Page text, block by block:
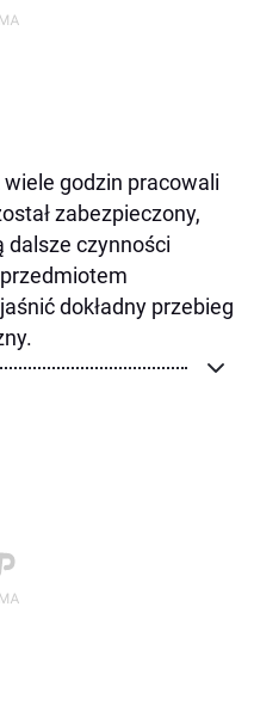
godzin pracowali
zabezpieczony,
dalsze czynności
dokładny przebieg